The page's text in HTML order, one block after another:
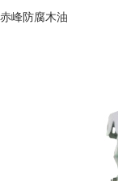
赤峰防腐木油